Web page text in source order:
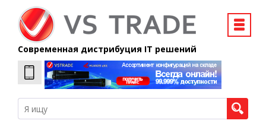
Современная дистрибуция IT решений